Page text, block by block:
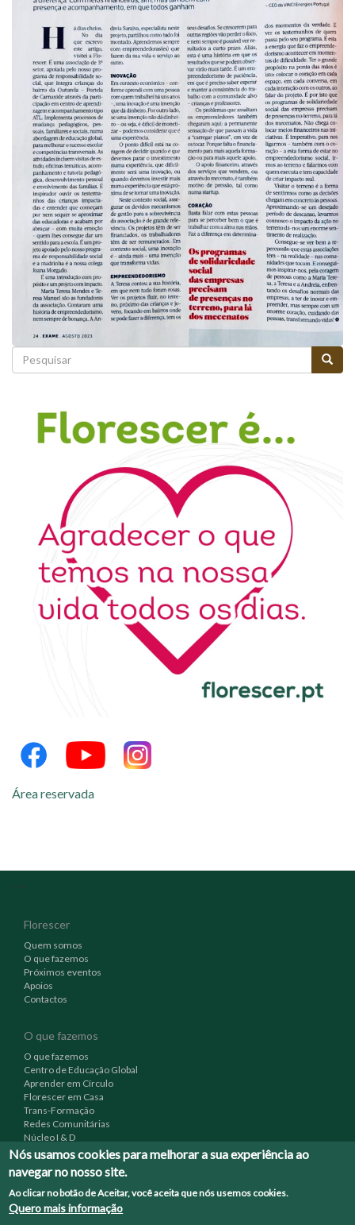
Formulário
de
Área reservada
-->
Florescer
Quem somos
O que fazemos
Próximos eventos
Apoios
Contactos
O que fazemos
O que fazemos
Centro de Educação Global
Aprender em Círculo
Florescer em Casa
Trans-Formação
Redes Comunitárias
Núcleo I & D
Outras ligações
Testemunhos
Videos
Nós usamos cookies para melhorar a sua experiência ao
navegar no nosso site.
Ao clicar no botão de Aceitar, você aceita que nós usemos cookies.
Quero mais informação